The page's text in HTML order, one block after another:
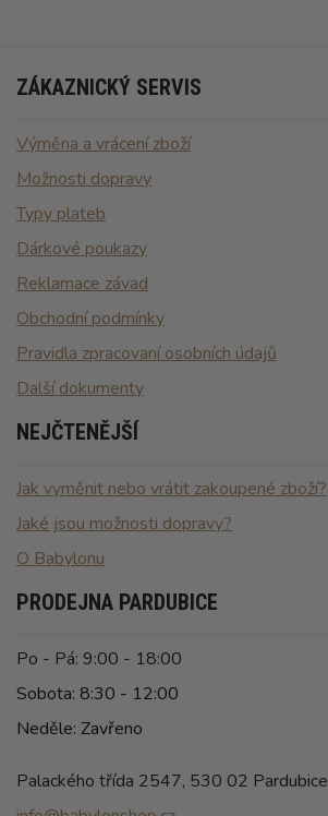
ZÁKAZNICKÝ SERVIS
Výměna a vrácení zboží
Možnosti dopravy
Typy plateb
Dárkové poukazy
Reklamace závad
Obchodní podmínky
Pravidla zpracovaní osobních údajů
Další dokumenty
NEJČTENĚJŠÍ
Jak vyměnit nebo vrátit zakoupené zboží?
Jaké jsou možnosti dopravy?
O Babylonu
PRODEJNA PARDUBICE
Po - Pá: 9:00 - 18:00
Sobota: 8:30 - 12:00
Neděle: Zavřeno
Palackého třída 2547, 530 02 Pardubice